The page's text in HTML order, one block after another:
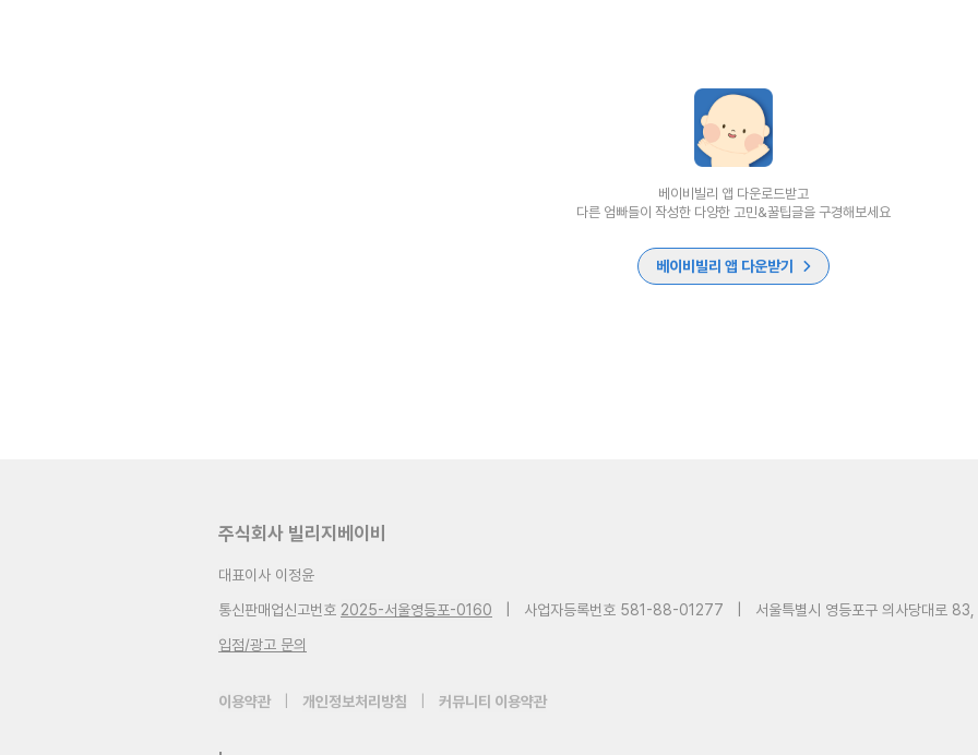
베이비빌리 앱 다운로드받고
다른 엄빠들이 작성한 다양한 고민&꿀팁글을 구경해보세요
베이비빌리 앱 다운받기
주식회사 빌리지베이비
대표이사 이정윤
통신판매업신고번호 2025-서울영등포-0160 사업자등록번호 581-88-01277
서울특별시 영등포구 의사당대로
입점/광고 문의
이용약관 개인정보처리방침 커뮤니티 이용약관